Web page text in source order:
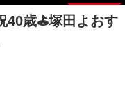
40歳⛳塚田よおす